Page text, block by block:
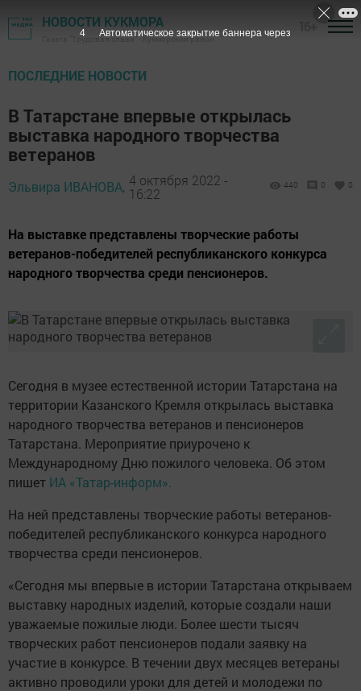
НОВОСТИ КУКМОРА
Газета "Трудовая слава" - Кукморский район
ПОСЛЕДНИЕ НОВОСТИ
В Татарстане впервые открылась
выставка народного творчества
ветеранов
Эльвира ИВАНОВА, 4 октября 2022 -
16:22
440 0 0
На выставке представлены творческие работы
ветеранов-победителей республиканского конкурса
народного творчества среди пенсионеров.
Сегодня в музее естественной истории Татарстана на
территории Казанского Кремля открылась выставка
народного творчества ветеранов и пенсионеров
Татарстана. Мероприятие приурочено к
Международному Дню пожилого человека. Об этом
пишет ИА «Татар-информ».
На ней представлены творческие работы ветеранов-
победителей республиканского конкурса народного
творчества среди пенсионеров.
«Сегодня мы впервые в истории Татарстана открываем
выставку народных изделий, которые создали наши
уважаемые пожилые люди. Более шести тысяч
творческих работ пенсионеров подали заявку на
участие в конкурсе. В течении двух месяцев ветераны
активно проводили уроки для детей и молодежи по
3 Автоматическое закрытие баннера через